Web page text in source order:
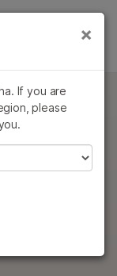
병렬로
가 포함되어
×
If you are
please
주세요:
×
양학 연구
건 연구
희귀 질환